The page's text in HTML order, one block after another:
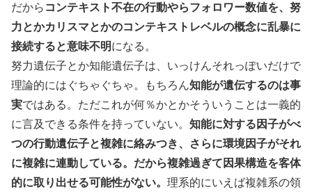
だから コンテキスト不在の行動やらフォロワー数値を、努
力とかカリスマとかのコンテキストレベルの概念に乱暴に
接続すると意味不明になる。
努力遺伝子とか知能遺伝子は、いっけんそれっぽいだけで
理論的にはぐちゃぐちゃ。もちろん知能が遺伝するのは事
実ではある。ただこれが何％かとかそういうことは一義的
に言及できる条件を持っていない。 知能に対する因子がべ
つの行動遺伝子と複雑に絡みつき、さらに環境因子がそれ
に複雑に連動している。だから複雑過ぎて因果構造を客体
的に取り出せる可能性がない。 理系的にいえば複雑系の領